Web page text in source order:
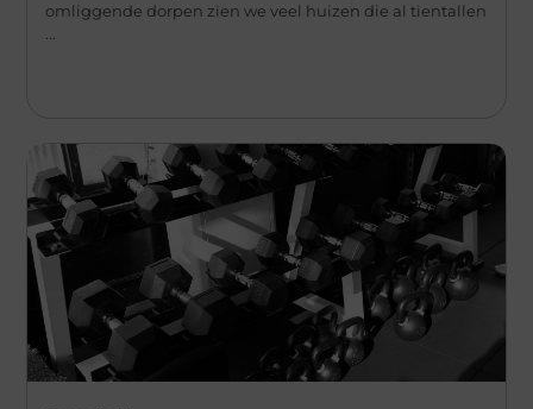
omliggende dorpen zien we veel huizen die al tientallen